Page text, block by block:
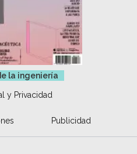
la ingeniería
y Privacidad
Publicidad